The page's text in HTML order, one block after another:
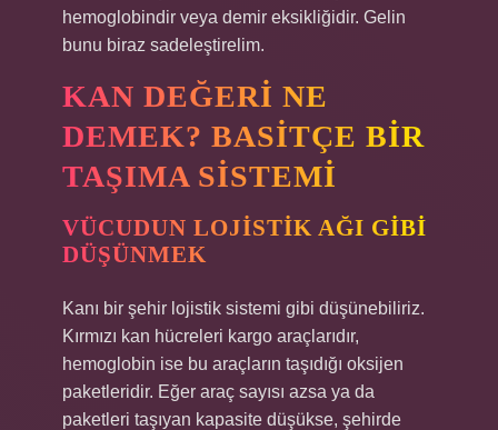
hemoglobindir veya demir eksikliğidir. Gelin
bunu biraz sadeleştirelim.
KAN DEĞERI NE
DEMEK? BASITÇE BIR
TAŞIMA SISTEMI
VÜCUDUN LOJISTIK AĞI GIBI
DÜŞÜNMEK
Kanı bir şehir lojistik sistemi gibi düşünebiliriz.
Kırmızı kan hücreleri kargo araçlarıdır,
hemoglobin ise bu araçların taşıdığı oksijen
paketleridir. Eğer araç sayısı azsa ya da
paketleri taşıyan kapasite düşükse, şehirde